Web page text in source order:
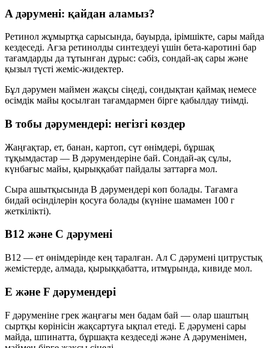
A дәрумені: қайдан аламыз?
Ретинол жұмыртқа сарысында, бауырда, ірімшікте, сары майда
кездеседі. Ағза ретинолды синтездеуі үшін бета-каротині бар
тағамдарды да тұтынған дұрыс: сәбіз, сондай-ақ сары және
қызыл түсті жеміс-жидектер.
Бұл дәрумен маймен жақсы сіңеді, сондықтан қаймақ немесе
өсімдік майы қосылған тағамдармен бірге қабылдау тиімді.
B тобы дәрумендері: негізгі көздер
Жаңғақтар, ет, банан, картоп, сүт өнімдері, бұршақ
тұқымдастар — B дәрумендеріне бай. Сондай-ақ сұлы,
күнбағыс майы, қырыққабат пайдалы заттарға мол.
Сыра ашытқысында B дәрумендері көп болады. Тағамға
бидай өсінділерін қосуға болады (күніне шамамен 100 г
жеткілікті).
B12 және C дәрумені
B12 — ет өнімдерінде кең таралған. Ал C дәрумені цитрустық
жемістерде, алмада, қырыққабатта, итмұрында, кивиде мол.
E және F дәрумендері
F дәруменіне грек жаңғағы мен бадам бай — олар шаштың
сыртқы көрінісін жақсартуға ықпал етеді. E дәрумені сары
майда, шпинатта, бұршақта кездеседі және A дәруменімен,